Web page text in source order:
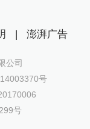
| 澎湃广告
公司
号
号